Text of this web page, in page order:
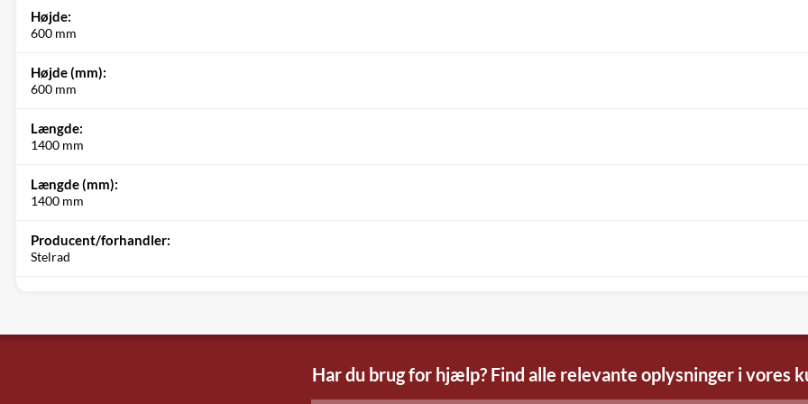
Højde:
600 mm
Højde (mm):
600 mm
Længde:
1400 mm
Længde (mm):
1400 mm
Producent/forhandler:
Stelrad
Har du brug for hjælp? Find alle relevante oplysninger i vores